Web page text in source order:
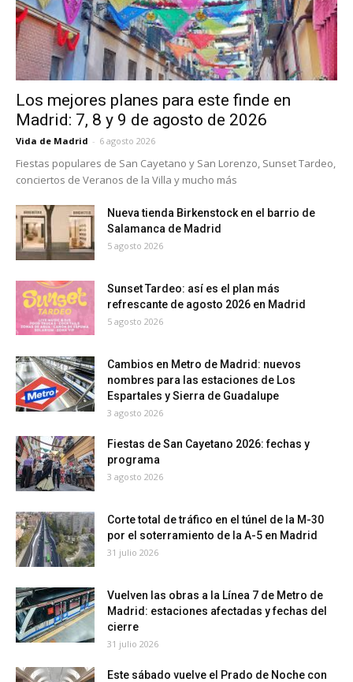
Los mejores planes para este finde en
Madrid: 7, 8 y 9 de agosto de 2026
Vida de Madrid - 6 agosto 2026
Fiestas populares de San Cayetano y San Lorenzo, Sunset Tardeo,
conciertos de Veranos de la Villa y mucho más
Nueva tienda Birkenstock en el barrio de
Salamanca de Madrid
5 agosto 2026
Sunset Tardeo: así es el plan más
refrescante de agosto 2026 en Madrid
5 agosto 2026
Cambios en Metro de Madrid: nuevos
nombres para las estaciones de Los
Espartales y Sierra de Guadalupe
3 agosto 2026
Fiestas de San Cayetano 2026: fechas y
programa
3 agosto 2026
Corte total de tráfico en el túnel de la M-30
por el soterramiento de la A-5 en Madrid
31 julio 2026
Vuelven las obras a la Línea 7 de Metro de
Madrid: estaciones afectadas y fechas del
cierre
31 julio 2026
Este sábado vuelve el Prado de Noche con